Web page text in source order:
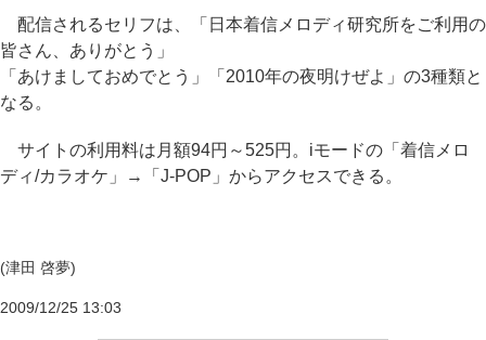
配信されるセリフは、「日本着信メロディ研究所をご利用の
皆さん、ありがとう」
「あけましておめでとう」「2010年の夜明けぜよ」の3種類と
なる。
サイトの利用料は月額94円～525円。iモードの「着信メロ
ディ/カラオケ」→「J-POP」からアクセスできる。
(津田 啓夢)
2009/12/25 13:03